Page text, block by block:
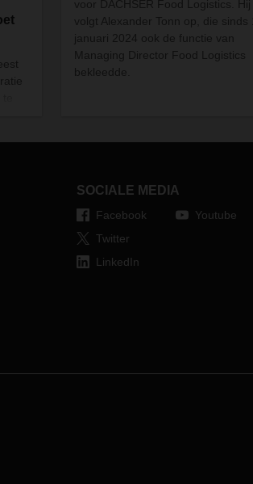
voor DACHSER Food Logistics. Hij
volgt Alexander Tonn op, die sinds 1
januari 2024 ook de functie van
Managing Director Food Logistics
bekleedde.
SOCIALE MEDIA
Facebook
Twitter
LinkedIn
Youtube